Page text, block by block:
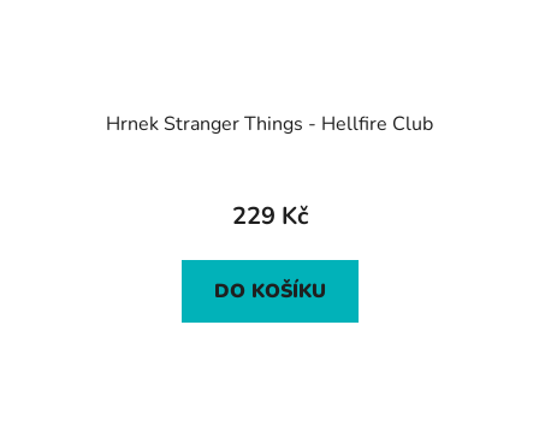
Hrnek Stranger Things - Hellfire Club
hodnocení
je
5,0
229 Kč
DO KOŠÍKU